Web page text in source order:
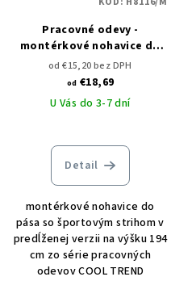
Pracovné odevy -
montérkové nohavice do
pása ARDON COOL TREND
predĺžené
od €15,20 bez DPH
od €18,69
U Vás do 3-7 dní
Detail
montérkové nohavice do
pása so športovým strihom v
predĺženej verzii na výšku 194
cm zo série pracovných
odevov COOL TREND